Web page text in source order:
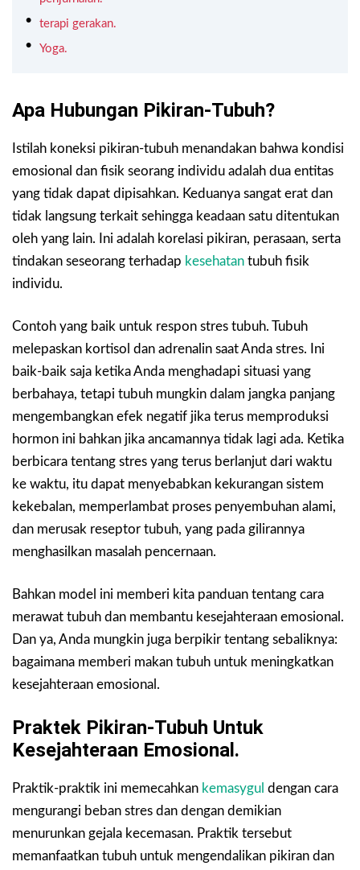
terapi gerakan.
Yoga.
Apa Hubungan Pikiran-Tubuh?
Istilah koneksi pikiran-tubuh menandakan bahwa kondisi
emosional dan fisik seorang individu adalah dua entitas
yang tidak dapat dipisahkan. Keduanya sangat erat dan
tidak langsung terkait sehingga keadaan satu ditentukan
oleh yang lain. Ini adalah korelasi pikiran, perasaan, serta
tindakan seseorang terhadap kesehatan tubuh fisik
individu.
Contoh yang baik untuk respon stres tubuh. Tubuh
melepaskan kortisol dan adrenalin saat Anda stres. Ini
baik-baik saja ketika Anda menghadapi situasi yang
berbahaya, tetapi tubuh mungkin dalam jangka panjang
mengembangkan efek negatif jika terus memproduksi
hormon ini bahkan jika ancamannya tidak lagi ada. Ketika
berbicara tentang stres yang terus berlanjut dari waktu
ke waktu, itu dapat menyebabkan kekurangan sistem
kekebalan, memperlambat proses penyembuhan alami,
dan merusak reseptor tubuh, yang pada gilirannya
menghasilkan masalah pencernaan.
Bahkan model ini memberi kita panduan tentang cara
merawat tubuh dan membantu kesejahteraan emosional.
Dan ya, Anda mungkin juga berpikir tentang sebaliknya:
bagaimana memberi makan tubuh untuk meningkatkan
kesejahteraan emosional.
Praktek Pikiran-Tubuh Untuk
Kesejahteraan Emosional.
Praktik-praktik ini memecahkan kemasygul dengan cara
mengurangi beban stres dan dengan demikian
menurunkan gejala kecemasan. Praktik tersebut
memanfaatkan tubuh untuk mengendalikan pikiran dan